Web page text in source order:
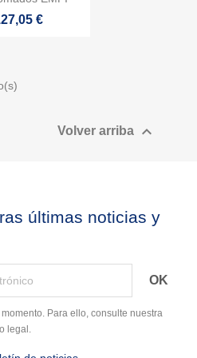
€
Volver arriba 
últimas noticias y
Para ello, consulte nuestra
legal.